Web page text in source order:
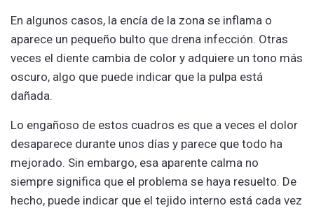
En algunos casos, la encía de la zona se inflama o
aparece un pequeño bulto que drena infección. Otras
veces el diente cambia de color y adquiere un tono más
oscuro, algo que puede indicar que la pulpa está
dañada.
Lo engañoso de estos cuadros es que a veces el dolor
desaparece durante unos días y parece que todo ha
mejorado. Sin embargo, esa aparente calma no
siempre significa que el problema se haya resuelto. De
hecho, puede indicar que el tejido interno está cada vez